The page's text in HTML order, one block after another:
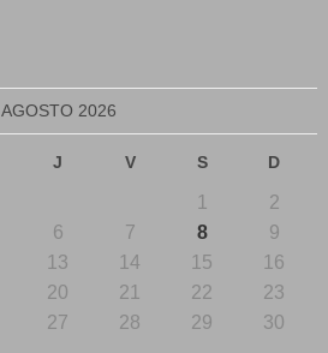
AGOSTO 2026
J V S D
1
2
6 7 8
9
13 14 15
16
20 21 22
23
27 28 29
30